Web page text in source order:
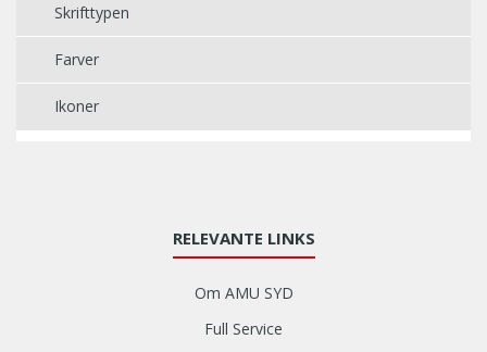
Skrifttypen
Farver
Ikoner
RELEVANTE LINKS
Om AMU SYD
Full Service